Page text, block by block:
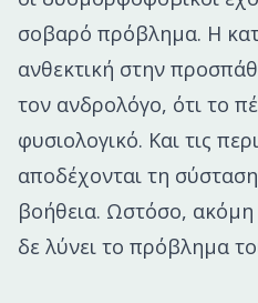
σοβαρό πρόβλημα. Η
ανθεκτική στην
τον ανδρολόγο, ότι το
φυσιολογικό. Και τις
αποδέχονται τη
βοήθεια. Ωστόσο,
δε λύνει το πρόβλημα